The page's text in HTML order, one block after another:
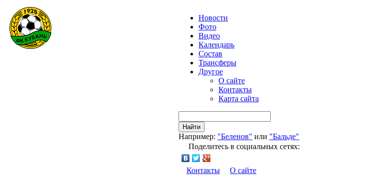
Новости
Фото
Видео
Календарь
Состав
Трансферы
Другое
О сайте
Контакты
Карта сайта
Найти
Например: "Беленов" или "Бальде"
Поделитесь в социальных сетях:
Контакты О сайте